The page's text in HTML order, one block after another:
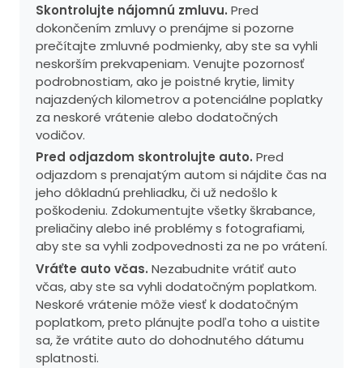
Skontrolujte nájomnú zmluvu. Pred
dokončením zmluvy o prenájme si pozorne
prečítajte zmluvné podmienky, aby ste sa vyhli
neskorším prekvapeniam. Venujte pozornosť
podrobnostiam, ako je poistné krytie, limity
najazdených kilometrov a potenciálne poplatky
za neskoré vrátenie alebo dodatočných
vodičov.
Pred odjazdom skontrolujte auto. Pred
odjazdom s prenajatým autom si nájdite čas na
jeho dôkladnú prehliadku, či už nedošlo k
poškodeniu. Zdokumentujte všetky škrabance,
preliačiny alebo iné problémy s fotografiami,
aby ste sa vyhli zodpovednosti za ne po vrátení.
Vráťte auto včas. Nezabudnite vrátiť auto
včas, aby ste sa vyhli dodatočným poplatkom.
Neskoré vrátenie môže viesť k dodatočným
poplatkom, preto plánujte podľa toho a uistite
sa, že vrátite auto do dohodnutého dátumu
splatnosti.